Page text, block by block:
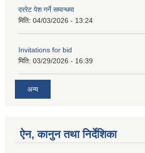
दररेट पेश गर्ने सम्वन्धमा
मिति: 04/03/2026 - 13:24
Invitations for bid
मिति: 03/29/2026 - 16:39
अन्य
ऐन, कानुन तथा निर्देशिका